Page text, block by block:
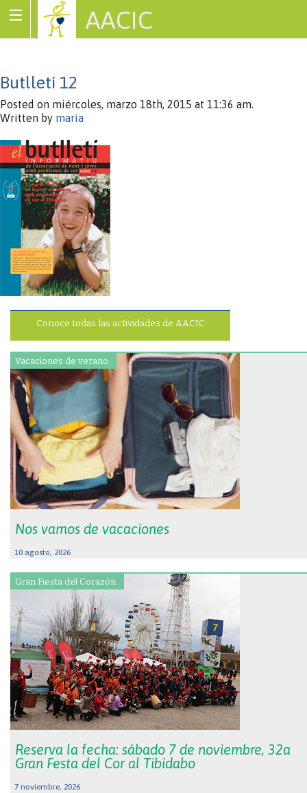
AACIC
Butlletí 12
Posted on miércoles, marzo 18th, 2015 at 11:36 am.
Written by maria
Conoce todas las actividades de AACIC
Vacaciones de verano.
Nos vamos de vacaciones
10 agosto, 2026
Gran Fiesta del Corazón.
Reserva la fecha: sábado 7 de noviembre, 32a
Gran Festa del Cor al Tibidabo
7 noviembre, 2026